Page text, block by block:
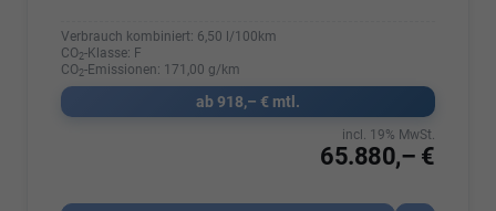
Verbrauch kombiniert: 6,50 l/100km
CO2-Klasse: F
CO2-Emissionen: 171,00 g/km
ab 918,– € mtl.
65.880,– €
incl. 19% MwSt.